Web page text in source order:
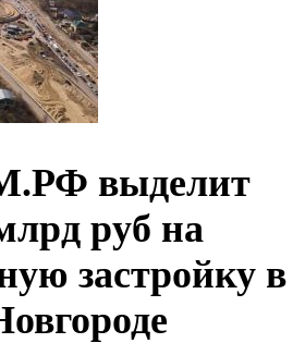
выделит
руб на
застройку в